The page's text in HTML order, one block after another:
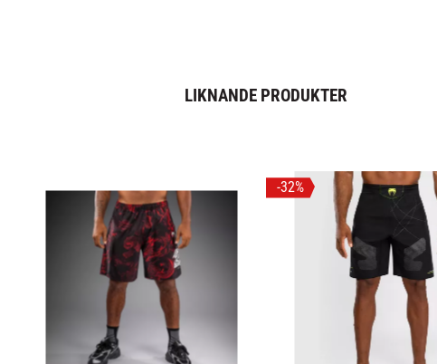
LIKNANDE PRODUKTER
32%